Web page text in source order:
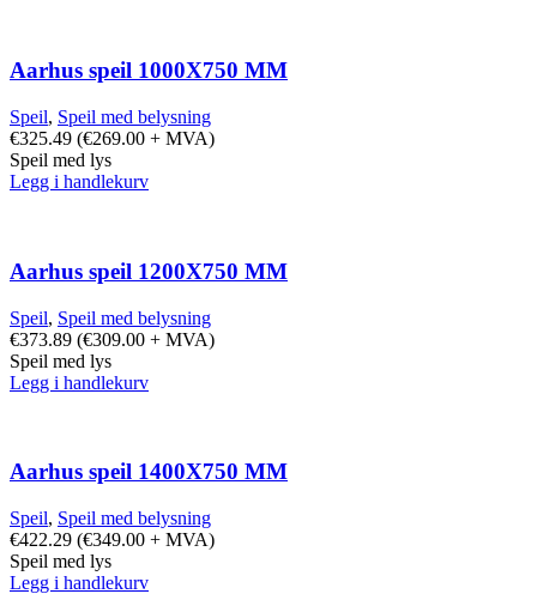
Aarhus speil 1000X750 MM
Speil, Speil med belysning
€325.49 (€269.00 + MVA)
Speil med lys
Legg i handlekurv
Aarhus speil 1200X750 MM
Speil, Speil med belysning
€373.89 (€309.00 + MVA)
Speil med lys
Legg i handlekurv
Aarhus speil 1400X750 MM
Speil, Speil med belysning
€422.29 (€349.00 + MVA)
Speil med lys
Legg i handlekurv